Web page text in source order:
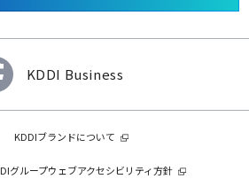
KDDI Business
KDDIブランドについて
グループウェブアクセシビリティ方針